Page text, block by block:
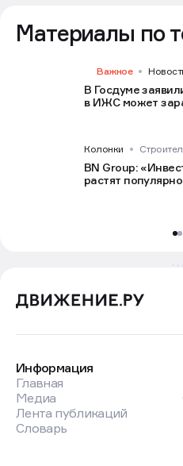
Материалы по
Важное
В Госдуме
в ИЖС может
Колонки
BN Group:
растят
Информация
Главная
Медиа
Лента публикаций
Словарь